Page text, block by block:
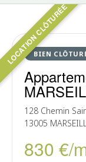
LOCATION CLÔTURÉE
BIEN
128 Chemin
13005
830 €/
LOUÉ